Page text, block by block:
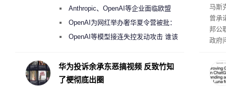
果
马斯
曾承
邦公
政府
称
也无
Anthropic、OpenAI等企业面临欧盟
《人工智能法案》全新执法权限审查
OpenAI为网红举办奢华夏令营被批：
2000美元一晚 遭讽“反乌托邦”
OpenAI等模型接连失控发动攻击 谁该
华为投诉余承东恶搞视频 反致竹知
了梗彻底出圈